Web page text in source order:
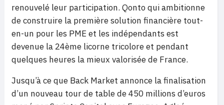
renouvelé leur participation. Qonto qui ambitionne
de construire la première solution financière tout-
en-un pour les PME et les indépendants est
devenue la 24ème licorne tricolore et pendant
quelques heures la mieux valorisée de France.
Jusqu’à ce que Back Market annonce la finalisation
d’un nouveau tour de table de 450 millions d’euros